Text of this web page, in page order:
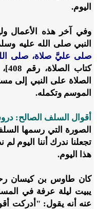
اليوم.
وفي آخر هذه الأعمال
النبي صلى الله عليه
صلى عليَّ صلاة، صلى
الصلاة على النبي إلى
الموسم وتكمله.
أقوال السلف الصالح:
الصورة التي رسمها
تجعلنا ندرك أننا اليوم
هذا اليوم.
كان طاوس بن كيسان
يبيت ليلة عرفة في
عنه أنه يقول: "أدركت